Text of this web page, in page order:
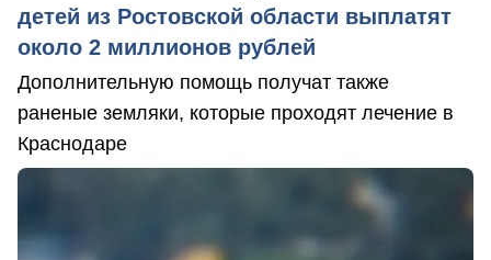
детей из Ростовской области выплатят
около 2 миллионов рублей
Дополнительную помощь получат также
раненые земляки, которые проходят лечение в
Краснодаре